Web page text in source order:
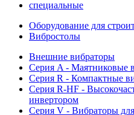
специальные
Оборудование для
Вибростолы
Внешние вибраторы
Серия A - Маятниковые
Серия R - Компактные
Серия R-HF -
инвертором
Серия V - Вибраторы